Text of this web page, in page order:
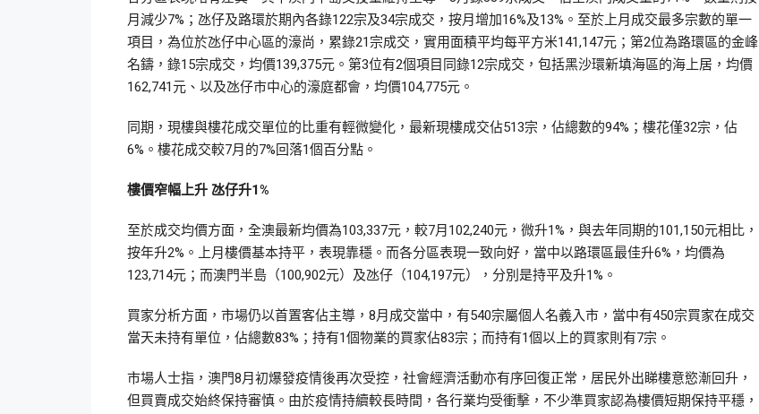
月減少7%；氹仔及路環於期內各錄122宗及34宗成交，按月增加16%及13%。至於上月成交最多宗數的單一
項目，為位於氹仔中心區的濠尚，累錄21宗成交，實用面積平均每平方米141,147元；第2位為路環區的金峰
名鑄，錄15宗成交，均價139,375元。第3位有2個項目同錄12宗成交，包括黑沙環新填海區的海上居，均價
162,741元、以及氹仔市中心的濠庭都會，均價104,775元。
同期，現樓與樓花成交單位的比重有輕微變化，最新現樓成交佔513宗，佔總數的94%；樓花僅32宗，佔
6%。樓花成交較7月的7%回落1個百分點。
樓價窄幅上升 氹仔升1%
至於成交均價方面，全澳最新均價為103,337元，較7月102,240元，微升1%，與去年同期的101,150元相比，
按年升2%。上月樓價基本持平，表現靠穩。而各分區表現一致向好，當中以路環區最佳升6%，均價為
123,714元；而澳門半島（100,902元）及氹仔（104,197元），分別是持平及升1%。
買家分析方面，市場仍以首置客佔主導，8月成交當中，有540宗屬個人名義入市，當中有450宗買家在成交
當天未持有單位，佔總數83%；持有1個物業的買家佔83宗；而持有1個以上的買家則有7宗。
市場人士指，澳門8月初爆發疫情後再次受控，社會經濟活動亦有序回復正常，居民外出睇樓意慾漸回升，
但買賣成交始終保持審慎。由於疫情持續較長時間，各行業均受衝擊，不少準買家認為樓價短期保持平穩，